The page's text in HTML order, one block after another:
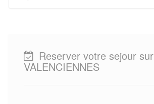
Reserver votre sejour sur
VALENCIENNES